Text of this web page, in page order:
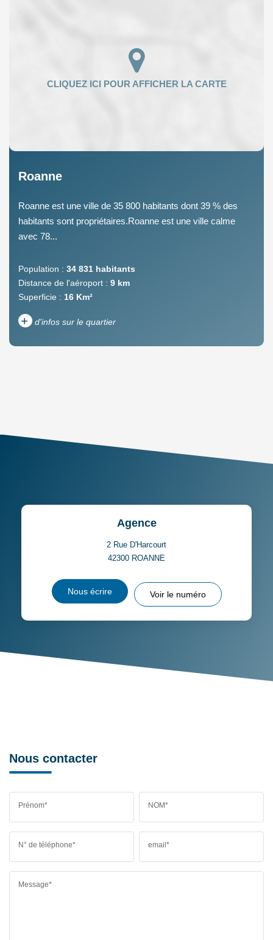
Roanne
Roanne est une ville de 35 800 habitants dont 39 % des
habitants sont propriétaires.Roanne est une ville calme
avec 78...
Population : 34 831 habitants
Distance de l'aéroport : 9 km
Superficie : 16 Km²
+ d'infos sur le quartier
TAUX DE PROPRIÉTAIRES
DISTANCE DE L'AÉROPORT :
Agence
2 Rue D'Harcourt
42300 ROANNE
Nous écrire Voir le numéro
Nous contacter
Prénom* NOM*
N° de téléphone* email*
Message*